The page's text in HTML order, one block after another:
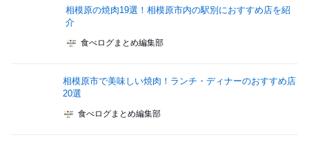
相模原の焼肉19選！相模原市内の駅別におすすめ店を紹
介
食べログまとめ編集部
相模原市で美味しい焼肉！ランチ・ディナーのおすすめ店
20選
食べログまとめ編集部